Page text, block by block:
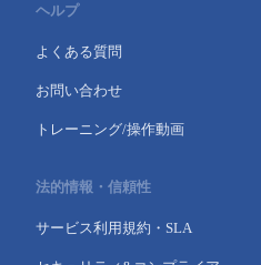
ヘルプ
よくある質問
お問い合わせ
トレーニング/操作動画
法的情報・信頼性
サービス利用規約・SLA